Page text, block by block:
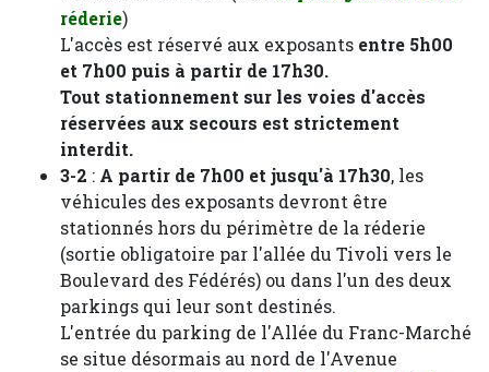
réderie)
L'accès est réservé aux exposants entre 5h00
et 7h00 puis à partir de 17h30.
Tout stationnement sur les voies d'accès
réservées aux secours est strictement
interdit.
3-2 : A partir de 7h00 et jusqu'à 17h30, les
véhicules des exposants devront être
stationnés hors du périmètre de la réderie
(sortie obligatoire par l'allée du Tivoli vers le
Boulevard des Fédérés) ou dans l'un des deux
parkings qui leur sont destinés.
L'entrée du parking de l'Allée du Franc-Marché
se situe désormais au nord de l'Avenue